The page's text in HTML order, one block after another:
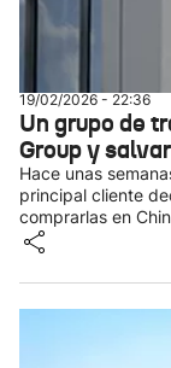
19/02/2026 - 22:36
Un grupo de
Group y
Hace unas
principal cliente
comprarlas en